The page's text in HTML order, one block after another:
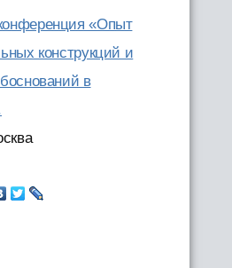
«Опыт
конструкций и
в